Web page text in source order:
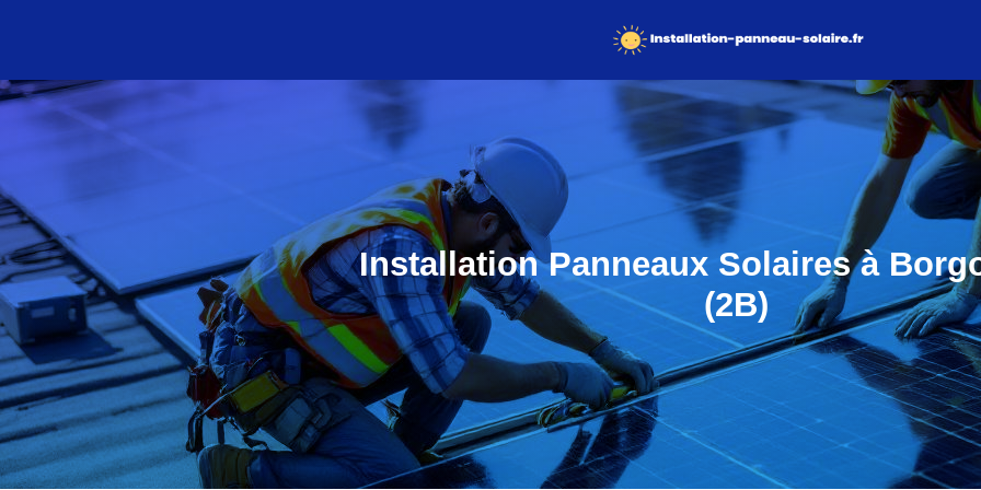
Installation Panneaux Solaires à
(2B)